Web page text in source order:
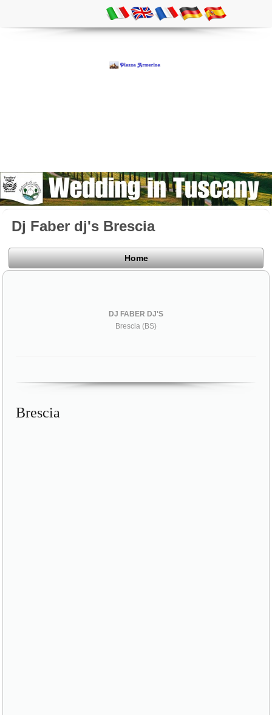
Dj Faber dj's Brescia
Home
DJ FABER DJ'S
Brescia (BS)
Brescia